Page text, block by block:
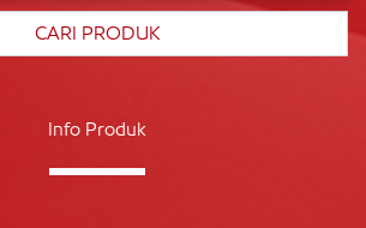
Info Produk